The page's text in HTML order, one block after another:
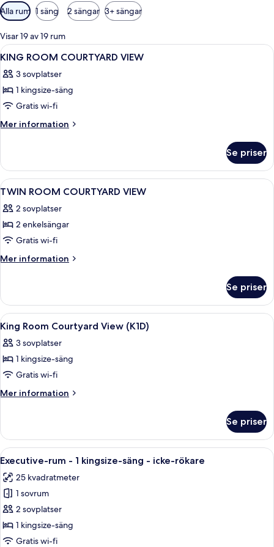
Tillgängliga
filter
för
rum
Alla rum 1 säng 2 sängar 3+ sängar
Visar 19 av 19 rum
Öppna
alla
foton
för
KING
ROOM
Ett hotellrum med en stor säng, ett
9
KING ROOM COURTYARD VIEW
3 sovplatser
1 kingsize-säng
Gratis wi-fi
Mer information
Mer
ROOM
COURTYARD
VIEW
Se priser
Öppna
alla
foton
för
TWIN
ROOM
Ett hotellrum med två sängar, ett
8
TWIN ROOM COURTYARD VIEW
2 sovplatser
2 enkelsängar
Gratis wi-fi
Mer information
Mer
ROOM
COURTYARD
VIEW
Se priser
Öppna
alla
foton
för
King
Room
(K1D)
Allergitestade sängkläder och
5
King Room Courtyard View (K1D)
3 sovplatser
1 kingsize-säng
Gratis wi-fi
Mer information
Mer
Room
Courtyard
View
Se priser
Öppna
alla
foton
för
Executive-
rum
-
Ett hotellrum med en stor säng, ett
10
Executive-rum - 1 kingsize-säng - icke-rökare
25 kvadratmeter
1 sovrum
2 sovplatser
1 kingsize-säng
Gratis wi-fi